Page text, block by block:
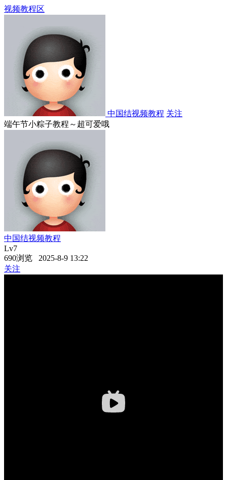
视频教程区
中国结视频教程 关注
端午节小粽子教程～超可爱哦
中国结视频教程
Lv7
690浏览 2025-8-9 13:22
关注